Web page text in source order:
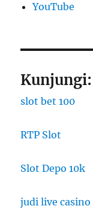
YouTube
Kunjungi:
slot bet 100
RTP Slot
Slot Depo 10k
judi live casino